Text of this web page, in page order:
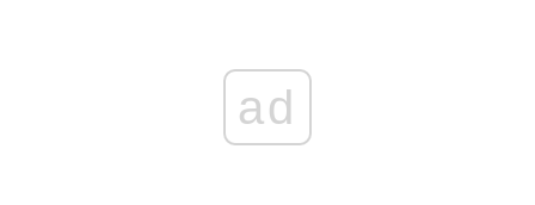
ad